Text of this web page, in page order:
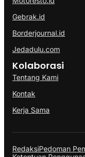
Gebrak.id
Borderjournal.id
Jedadulu.com
Kolaborasi
Tentang Kami
Kontak
Kerja Sama
RedaksiPedoman